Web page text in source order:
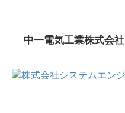
中一電気工業株式会社